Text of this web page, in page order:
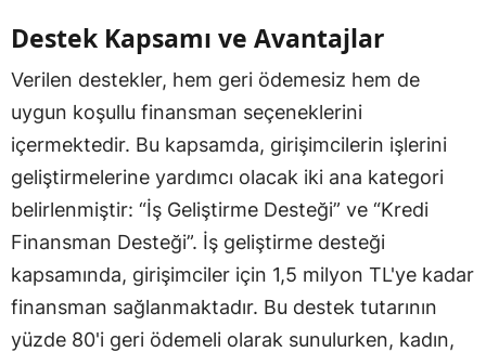
Destek Kapsamı ve Avantajlar
Verilen destekler, hem geri ödemesiz hem de
uygun koşullu finansman seçeneklerini
içermektedir. Bu kapsamda, girişimcilerin işlerini
geliştirmelerine yardımcı olacak iki ana kategori
belirlenmiştir: “İş Geliştirme Desteği” ve “Kredi
Finansman Desteği”. İş geliştirme desteği
kapsamında, girişimciler için 1,5 milyon TL'ye kadar
finansman sağlanmaktadır. Bu destek tutarının
yüzde 80'i geri ödemeli olarak sunulurken, kadın,